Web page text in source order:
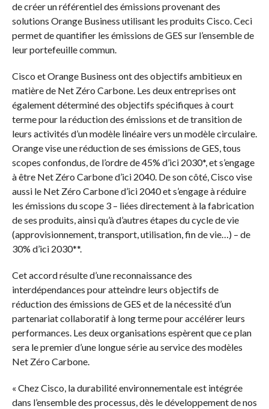
de créer un référentiel des émissions provenant des
solutions Orange Business utilisant les produits Cisco. Ceci
permet de quantifier les émissions de GES sur l’ensemble de
leur portefeuille commun.
Cisco et Orange Business ont des objectifs ambitieux en
matière de Net Zéro Carbone. Les deux entreprises ont
également déterminé des objectifs spécifiques à court
terme pour la réduction des émissions et de transition de
leurs activités d’un modèle linéaire vers un modèle circulaire.
Orange vise une réduction de ses émissions de GES, tous
scopes confondus, de l’ordre de 45% d’ici 2030*, et s’engage
à être Net Zéro Carbone d’ici 2040. De son côté, Cisco vise
aussi le Net Zéro Carbone d’ici 2040 et s’engage à réduire
les émissions du scope 3 – liées directement à la fabrication
de ses produits, ainsi qu’à d’autres étapes du cycle de vie
(approvisionnement, transport, utilisation, fin de vie…) – de
30% d’ici 2030**.
Cet accord résulte d’une reconnaissance des
interdépendances pour atteindre leurs objectifs de
réduction des émissions de GES et de la nécessité d’un
partenariat collaboratif à long terme pour accélérer leurs
performances. Les deux organisations espèrent que ce plan
sera le premier d’une longue série au service des modèles
Net Zéro Carbone.
« Chez Cisco, la durabilité environnementale est intégrée
dans l’ensemble des processus, dès le développement de nos